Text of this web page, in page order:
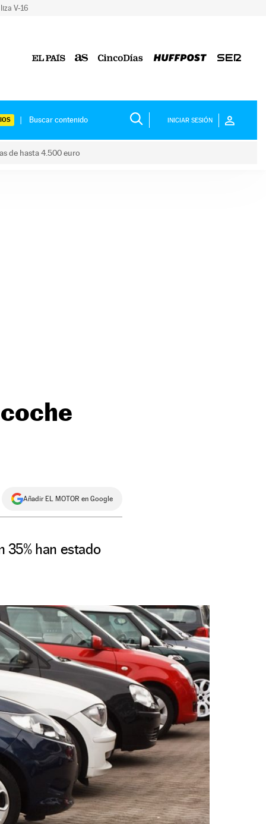
V-16
INICIAR SESIÓN
de hasta 4.500 euro
Añadir EL MOTOR en Google
35% han estado